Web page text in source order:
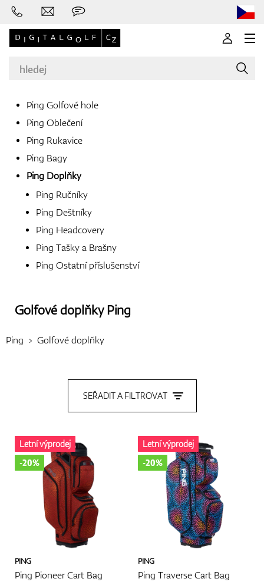
GPS/Dálkoměry
Ping Golfové hole
Ping Oblečení
Ping Rukavice
Ping Bagy
Ping Doplňky
Ping Ručníky
Ping Deštníky
Ping Headcovery
Ping Tašky a Brašny
Ping Ostatní příslušenství
Golfové doplňkyPing
Ping Golfové doplňky
SEŘADIT A FILTROVAT
PING
Ping Pioneer Cart Bag
Letní výprodej
-20%
PING
Ping Traverse Cart Bag
Letní výprodej
-20%